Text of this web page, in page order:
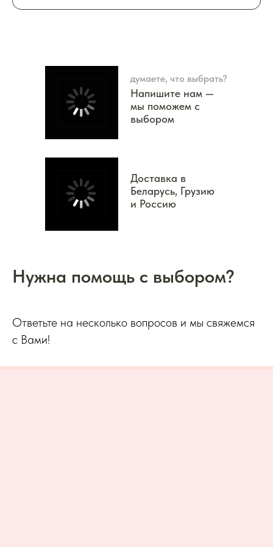
думаете, что выбрать?
Напишите нам —
мы поможем с
выбором
Доставка в
Беларусь, Грузию
и Россию
Нужна помощь с выбором?
Ответьте на несколько вопросов и мы свяжемся
с Вами!